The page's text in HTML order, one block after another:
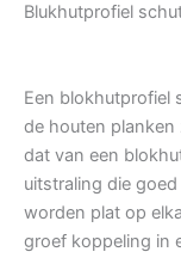
Blukhutprofiel
Een blokhutprofiel
de houten planken
dat van een
uitstraling die
worden plat op
groef koppeling in